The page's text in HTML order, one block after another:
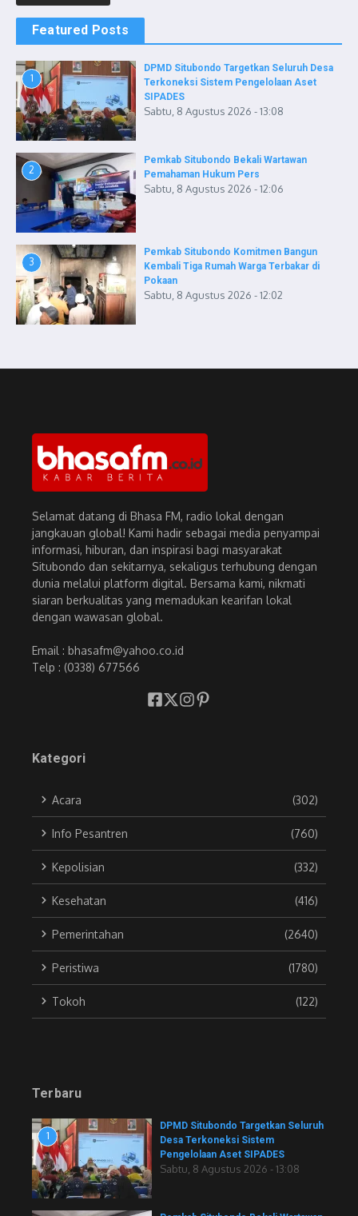
Featured Posts
1
DPMD Situbondo Targetkan Seluruh Desa
Terkoneksi Sistem Pengelolaan Aset
SIPADES
Sabtu, 8 Agustus 2026 - 13:08
2
Pemkab Situbondo Bekali Wartawan
Pemahaman Hukum Pers
Sabtu, 8 Agustus 2026 - 12:06
3
Pemkab Situbondo Komitmen Bangun
Kembali Tiga Rumah Warga Terbakar di
Pokaan
Sabtu, 8 Agustus 2026 - 12:02
Selamat datang di Bhasa FM, radio lokal dengan
jangkauan global! Kami hadir sebagai media penyampai
informasi, hiburan, dan inspirasi bagi masyarakat
Situbondo dan sekitarnya, sekaligus terhubung dengan
dunia melalui platform digital. Bersama kami, nikmati
siaran berkualitas yang memadukan kearifan lokal
dengan wawasan global.
Email : bhasafm@yahoo.co.id
Telp : (0338) 677566
Kategori
Acara (302)
Info Pesantren (760)
Kepolisian (332)
Kesehatan (416)
Pemerintahan (2640)
Peristiwa (1780)
Tokoh (122)
Terbaru
1
DPMD Situbondo Targetkan Seluruh
Desa Terkoneksi Sistem
Pengelolaan Aset SIPADES
Sabtu, 8 Agustus 2026 - 13:08